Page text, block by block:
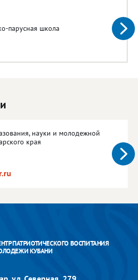
парусная школа
науки и молодежной
края
ПАТРИОТИЧЕСКОГО ВОСПИТАНИЯ
КУБАНИ